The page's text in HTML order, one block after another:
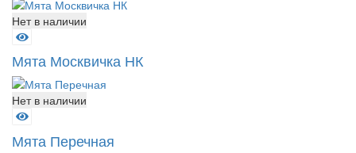
Нет в наличии
Мята Москвичка НК
Нет в наличии
Мята Перечная